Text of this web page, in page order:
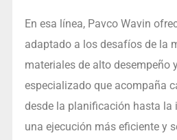
En esa línea, Pavco Wavin
adaptado a los desafíos de la
materiales de alto desempeño
especializado que acompaña
desde la planificación hasta
una ejecución más eficiente y